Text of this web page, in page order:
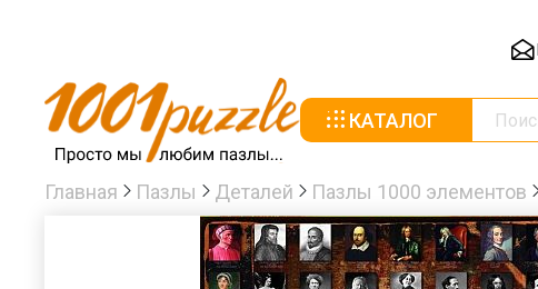
КАТАЛОГ
Главная Пазлы Деталей Пазлы 1000 элементов